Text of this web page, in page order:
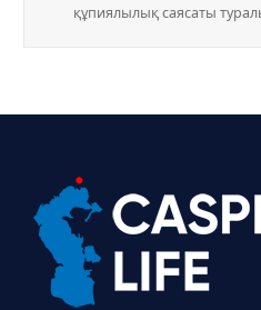
құпиялылық саясаты